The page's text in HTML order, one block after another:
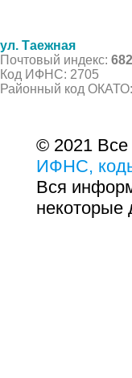
ул. Таежная
Почтовый индекс:
Код ИФНС: 2705
Районный код
© 2021
ИФНС,
Вся
некоторые